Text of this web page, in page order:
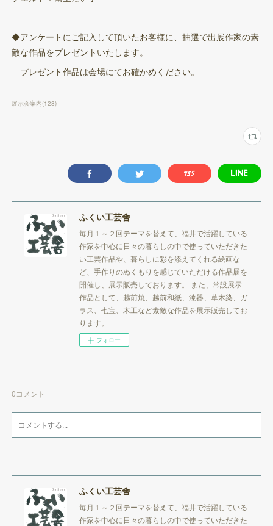
◆アンケートにご記入して頂いたお客様に、抽選で出展作家の素
敵な作品をプレゼントいたします。
プレゼント作品は会場にてお確かめください。
展示会案内(128)
ふくい工芸舎
毎月１～２回テーマを替えて、福井で活躍している
作家を中心に日々の暮らしの中で使っていただきた
い工芸作品や、暮らしに彩を添えてくれる絵画な
ど、手作りのぬくもりを感じていただける作品展を
開催し、展示販売しております。 また、常設展示
作品として、越前焼、越前和紙、漆器、草木染、ガ
ラス、七宝、木工など素敵な作品を展示販売してお
ります。
フォロー
0コメント
ふくい工芸舎
毎月１～２回テーマを替えて、福井で活躍している
作家を中心に日々の暮らしの中で使っていただきた